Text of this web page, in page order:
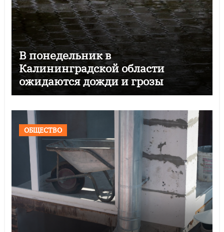
В понедельник в
Калининградской области
ожидаются дожди и грозы
ОБЩЕСТВО